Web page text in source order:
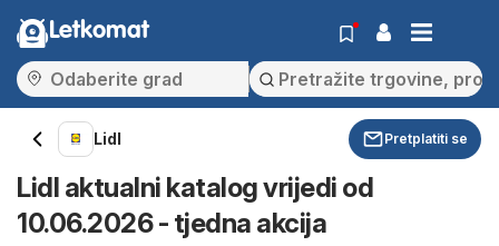
Letkomat
Lidl Pretplatiti se
Lidl aktualni katalog vrijedi od
10.06.2026 - tjedna akcija